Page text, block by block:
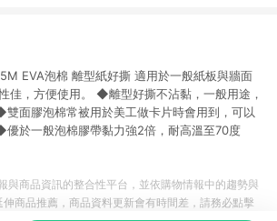
EVA泡棉 離型紙好撕 適用於一般紙板與牆面
佳，方便使用。 ◆離型好撕不沾黏，一般用途，
面膠泡棉常被用於美工做卡片時會用到，可以
於一般泡棉膠帶黏力強2倍，耐高溫至70度
與商品資訊的整合性平台，並依購物情報中的趨勢與
商品推薦，商品資料更新會有時間差，請務必點擊